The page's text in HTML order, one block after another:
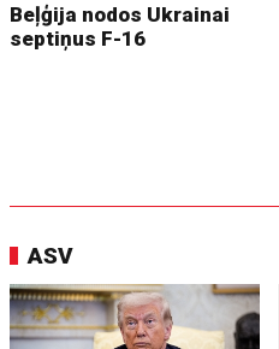
Beļģija nodos Ukrainai
septiņus F-16
ASV